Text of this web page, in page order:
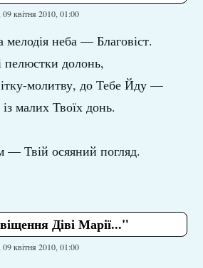
квітня 2010, 01:00
мелодія неба — Благовіст.
пелюстки долонь,
молитву, до Тебе Йду —
малих Твоїх донь.
— Твій осяяний погляд.
Діві Марії..."
квітня 2010, 01:00